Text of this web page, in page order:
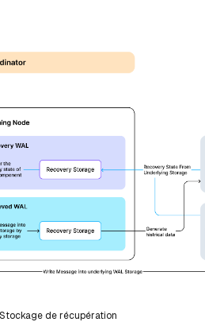
Stockage de récupération